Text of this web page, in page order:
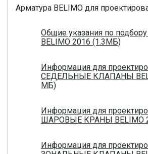
Арматура BELIMO для
Общие указания по
BELIMO 2016 (1.3МБ)
Информация для
СЕДЕЛЬНЫЕ КЛАПАНЫ
МБ)
Информация для
ШАРОВЫЕ КРАНЫ BELIMO
Информация для